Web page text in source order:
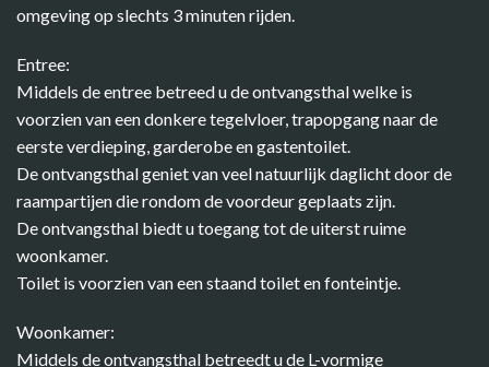
omgeving op slechts 3 minuten rijden.
Entree:
Middels de entree betreed u de ontvangsthal welke is
voorzien van een donkere tegelvloer, trapopgang naar de
eerste verdieping, garderobe en gastentoilet.
De ontvangsthal geniet van veel natuurlijk daglicht door de
raampartijen die rondom de voordeur geplaats zijn.
De ontvangsthal biedt u toegang tot de uiterst ruime
woonkamer.
Toilet is voorzien van een staand toilet en fonteintje.
Woonkamer:
Middels de ontvangsthal betreedt u de L-vormige